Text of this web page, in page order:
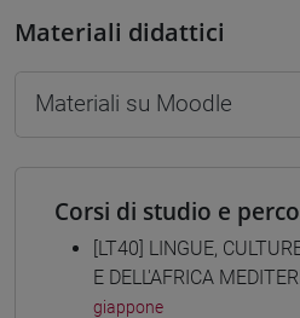
Materiali didattici
Materiali su Moodle
Corsi di studio e
[LT40] LINGUE,
E DELL'AFRICA
giappone